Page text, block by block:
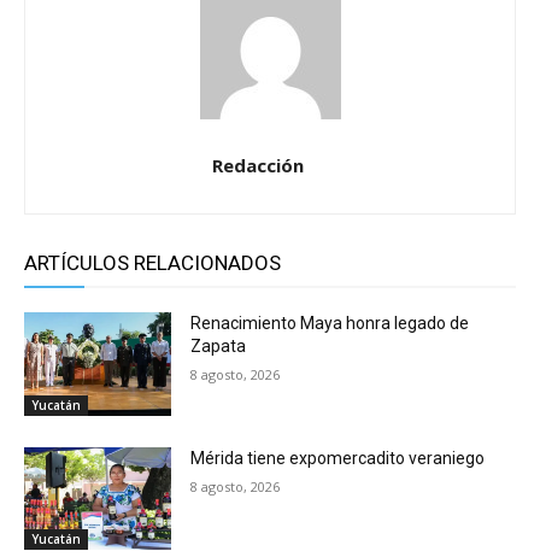
Redacción
ARTÍCULOS RELACIONADOS
Yucatán
Renacimiento Maya honra legado de
Zapata
8 agosto, 2026
Yucatán
Mérida tiene expomercadito veraniego
8 agosto, 2026